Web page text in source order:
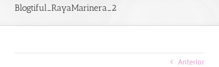
Blogtiful_RayaMarinera_2
Anterior